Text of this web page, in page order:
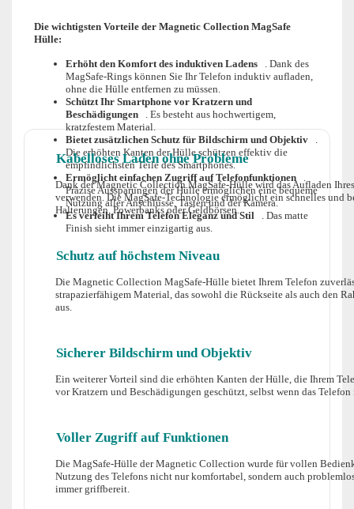
Die wichtigsten Vorteile der Magnetic Collection MagSafe
Hülle:
Erhöht den Komfort des induktiven Ladens
. Dank des
MagSafe-Rings können Sie Ihr Telefon induktiv aufladen,
ohne die Hülle entfernen zu müssen.
Schützt Ihr Smartphone vor Kratzern und
Beschädigungen
. Es besteht aus hochwertigem,
kratzfestem Material.
Bietet zusätzlichen Schutz für Bildschirm und Objektiv
.
Die erhöhten Kanten der Hülle schützen effektiv die
empfindlichsten Teile des Smartphones.
Ermöglicht einfachen Zugriff auf Telefonfunktionen
.
Präzise Aussparungen der Hülle ermöglichen eine bequeme
Nutzung aller Anschlüsse, Tasten und der Kamera.
Es verleiht Ihrem Telefon Eleganz und Stil
. Das matte
Finish sieht immer einzigartig aus.
Kabelloses Laden ohne Probleme
Dank der Magnetic Collection MagSafe-Hülle wird das Aufladen
verwenden. Die MagSafe-Technologie ermöglicht ein schnelles
Halterungen, Powerbanks oder Geldbörsen.
Schutz auf höchstem Niveau
Die Magnetic Collection MagSafe-Hülle bietet Ihrem Telefon
strapazierfähigem Material, das sowohl die Rückseite als auch den
aus.
Sicherer Bildschirm und Objektiv
Ein weiterer Vorteil sind die erhöhten Kanten der Hülle, die Ihrem
vor Kratzern und Beschädigungen geschützt, selbst wenn das
Voller Zugriff auf Funktionen
Die MagSafe-Hülle der Magnetic Collection wurde für vollen
Nutzung des Telefons nicht nur komfortabel, sondern auch
immer griffbereit.